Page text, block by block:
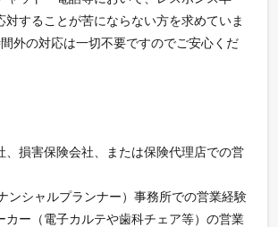
対することが苦にならない方を求めていま
外の対応は一切不要ですのでご安心くだ
、損害保険会社、または保険代理店での営
ンシャルプランナー）事務所での営業経験
カー（電子カルテや歯科チェア等）の営業